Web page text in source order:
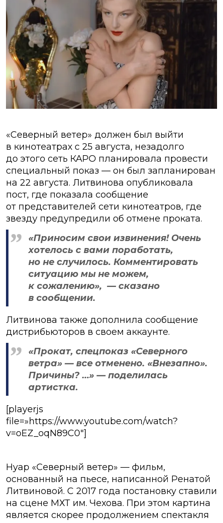
«Северный ветер» должен был выйти
в кинотеатрах с 25 августа, незадолго
до этого сеть КАРО планировала провести
специальный показ — он был запланирован
на 22 августа. Литвинова опубликовала
пост, где показала сообщение
от представителей сети кинотеатров, где
звезду предупредили об отмене проката.
«Приносим свои извинения! Очень
хотелось с вами поработать,
но не случилось. Комментировать
ситуацию мы не можем,
к сожалению», — сказано
в сообщении.
Литвинова также дополнила сообщение
дистрибьюторов в своем аккаунте.
«Прокат, спецпоказ «Северного
ветра» — все отменено. «Внезапно».
Причины? …» — поделилась
артистка.
[playerjs
file=»https://www.youtube.com/watch?
v=oEZ_oqN89C0″]
Нуар «Северный ветер» — фильм,
основанный на пьесе, написанной Ренатой
Литвиновой. С 2017 года постановку ставили
на сцене МХТ им. Чехова. При этом картина
является скорее продолжением спектакля